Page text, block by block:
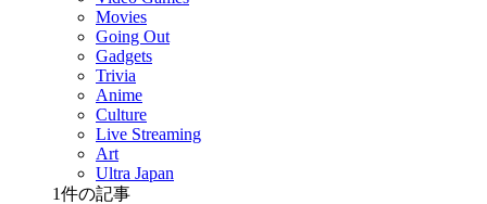
Movies
Going Out
Gadgets
Trivia
Anime
Culture
Live Streaming
Art
Ultra Japan
1件の記事